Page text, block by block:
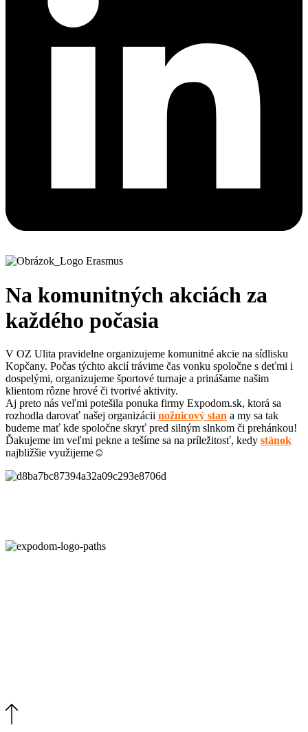
Na komunitných akciách za
každého počasia
V OZ Ulita pravidelne organizujeme komunitné akcie na sídlisku
Kopčany. Počas týchto akcií trávime čas vonku spoločne s deťmi i
dospelými, organizujeme športové turnaje a prinášame našim
klientom rôzne hrové či tvorivé aktivity.
Aj preto nás veľmi potešila ponuka firmy Expodom.sk, ktorá sa
rozhodla darovať našej organizácii nožnicový stan a my sa tak
budeme mať kde spoločne skryť pred silným slnkom či prehánkou!
Ďakujeme im veľmi pekne a tešíme sa na príležitosť, kedy stánok
najbližšie využijeme☺